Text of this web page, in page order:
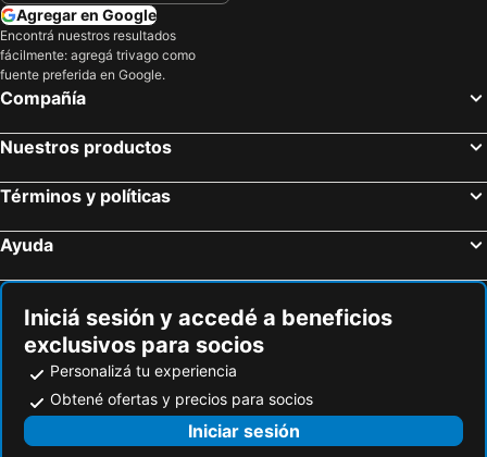
Agregar en Google
Encontrá nuestros resultados
fácilmente: agregá trivago como
fuente preferida en Google.
Compañía
Nuestros productos
Términos y políticas
Ayuda
Iniciá sesión y accedé a beneficios
exclusivos para socios
Personalizá tu experiencia
Obtené ofertas y precios para socios
Iniciar sesión